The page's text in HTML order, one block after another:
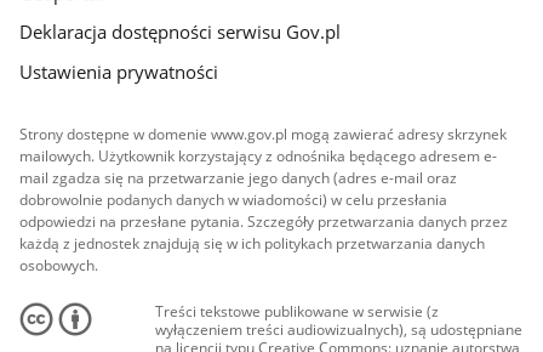
Deklaracja dostępności serwisu Gov.pl
Ustawienia prywatności
Strony dostępne w domenie www.gov.pl mogą zawierać adresy skrzynek
mailowych. Użytkownik korzystający z odnośnika będącego adresem e-
mail zgadza się na przetwarzanie jego danych (adres e-mail oraz
dobrowolnie podanych danych w wiadomości) w celu przesłania
odpowiedzi na przesłane pytania. Szczegóły przetwarzania danych przez
każdą z jednostek znajdują się w ich politykach przetwarzania danych
osobowych.
Treści tekstowe publikowane w serwisie (z
wyłączeniem treści audiowizualnych), są udostępniane
na licencji typu Creative Commons: uznanie autorstwa